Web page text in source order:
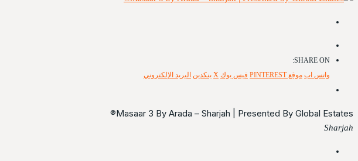
SHARE ON:
واتس اب موقع PINTEREST فيس بوك X ينكدين البريد الإلكتروني
Masaar 3 By Arada – Sharjah | Presented By Global Estates®
Sharjah